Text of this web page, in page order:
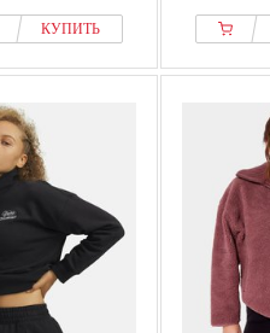
КУПИТЬ